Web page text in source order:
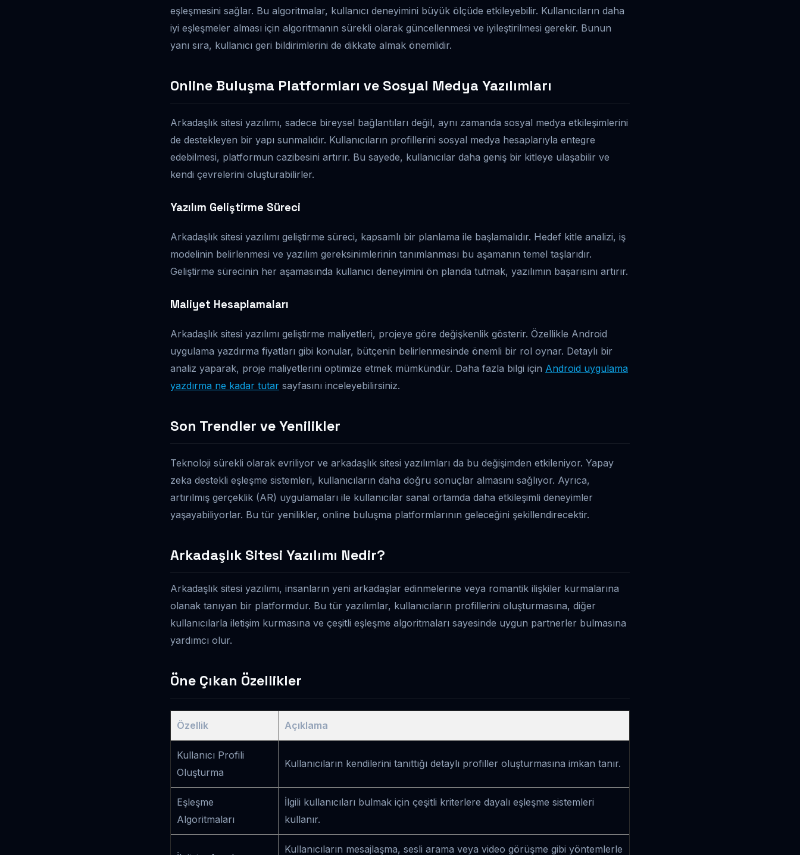
eşleşmesini sağlar. Bu algoritmalar, kullanıcı deneyimini büyük ölçüde etkileyebilir. Kullanıcıların daha
iyi eşleşmeler alması için algoritmanın sürekli olarak güncellenmesi ve iyileştirilmesi gerekir. Bunun
yanı sıra, kullanıcı geri bildirimlerini de dikkate almak önemlidir.
Online Buluşma Platformları ve Sosyal Medya Yazılımları
Arkadaşlık sitesi yazılımı, sadece bireysel bağlantıları değil, aynı zamanda sosyal medya etkileşimlerini
de destekleyen bir yapı sunmalıdır. Kullanıcıların profillerini sosyal medya hesaplarıyla entegre
edebilmesi, platformun cazibesini artırır. Bu sayede, kullanıcılar daha geniş bir kitleye ulaşabilir ve
kendi çevrelerini oluşturabilirler.
Yazılım Geliştirme Süreci
Arkadaşlık sitesi yazılımı geliştirme süreci, kapsamlı bir planlama ile başlamalıdır. Hedef kitle analizi, iş
modelinin belirlenmesi ve yazılım gereksinimlerinin tanımlanması bu aşamanın temel taşlarıdır.
Geliştirme sürecinin her aşamasında kullanıcı deneyimini ön planda tutmak, yazılımın başarısını artırır.
Maliyet Hesaplamaları
Arkadaşlık sitesi yazılımı geliştirme maliyetleri, projeye göre değişkenlik gösterir. Özellikle Android
uygulama yazdırma fiyatları gibi konular, bütçenin belirlenmesinde önemli bir rol oynar. Detaylı bir
analiz yaparak, proje maliyetlerini optimize etmek mümkündür. Daha fazla bilgi için Android uygulama
yazdırma ne kadar tutar sayfasını inceleyebilirsiniz.
Son Trendler ve Yenilikler
Teknoloji sürekli olarak evriliyor ve arkadaşlık sitesi yazılımları da bu değişimden etkileniyor. Yapay
zeka destekli eşleşme sistemleri, kullanıcıların daha doğru sonuçlar almasını sağlıyor. Ayrıca,
artırılmış gerçeklik (AR) uygulamaları ile kullanıcılar sanal ortamda daha etkileşimli deneyimler
yaşayabiliyorlar. Bu tür yenilikler, online buluşma platformlarının geleceğini şekillendirecektir.
Arkadaşlık Sitesi Yazılımı Nedir?
Arkadaşlık sitesi yazılımı, insanların yeni arkadaşlar edinmelerine veya romantik ilişkiler kurmalarına
olanak tanıyan bir platformdur. Bu tür yazılımlar, kullanıcıların profillerini oluşturmasına, diğer
kullanıcılarla iletişim kurmasına ve çeşitli eşleşme algoritmaları sayesinde uygun partnerler bulmasına
yardımcı olur.
Öne Çıkan Özellikler
Özellik Açıklama
Kullanıcı Profili
Oluşturma
Kullanıcıların kendilerini tanıttığı detaylı profiller oluşturmasına imkan tanır.
Eşleşme
Algoritmaları
İlgili kullanıcıları bulmak için çeşitli kriterlere dayalı eşleşme sistemleri
kullanır.
Kullanıcıların mesajlaşma, sesli arama veya video görüşme gibi yöntemlerle